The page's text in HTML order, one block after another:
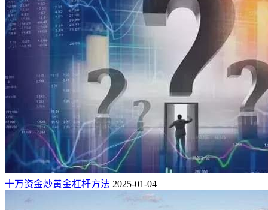
十万资金炒黄金杠杆方法 2025-01-04